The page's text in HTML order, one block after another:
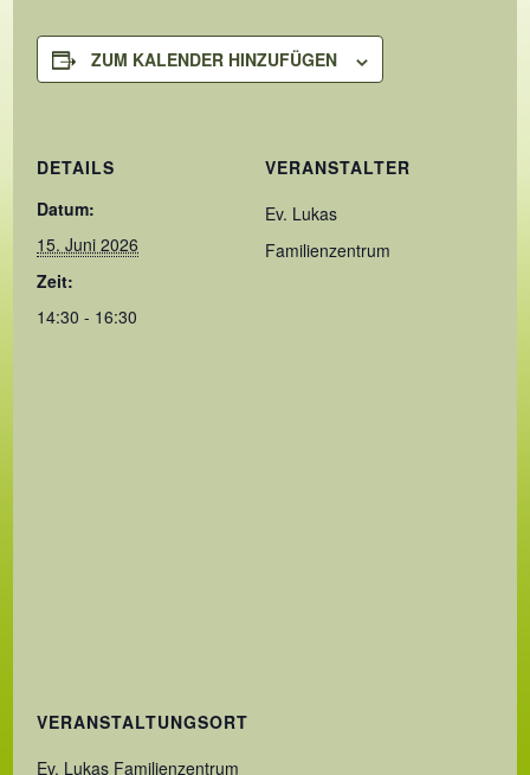
ZUM KALENDER HINZUFÜGEN
DETAILS
Datum:
15. Juni 2026
Zeit:
14:30 - 16:30
VERANSTALTER
Ev. Lukas
Familienzentrum
VERANSTALTUNGSORT
Ev. Lukas Familienzentrum